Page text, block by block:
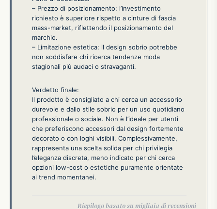
– Prezzo di posizionamento: l’investimento
richiesto è superiore rispetto a cinture di fascia
mass-market, riflettendo il posizionamento del
marchio.
– Limitazione estetica: il design sobrio potrebbe
non soddisfare chi ricerca tendenze moda
stagionali più audaci o stravaganti.
Verdetto finale:
Il prodotto è consigliato a chi cerca un accessorio
durevole e dallo stile sobrio per un uso quotidiano
professionale o sociale. Non è l’ideale per utenti
che preferiscono accessori dal design fortemente
decorato o con loghi visibili. Complessivamente,
rappresenta una scelta solida per chi privilegia
l’eleganza discreta, meno indicato per chi cerca
opzioni low-cost o estetiche puramente orientate
ai trend momentanei.